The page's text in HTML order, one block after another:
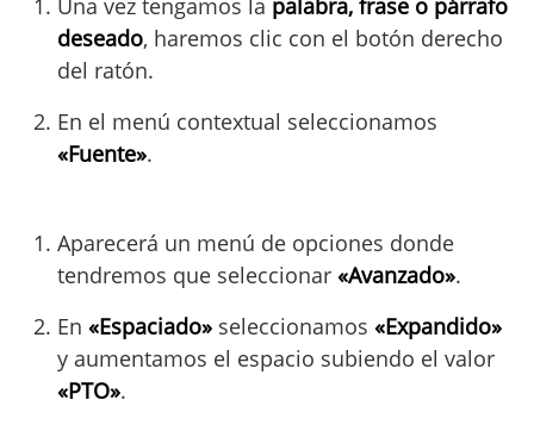
deseado, haremos clic con el botón derecho
del ratón.
En el menú contextual seleccionamos
«Fuente».
Aparecerá un menú de opciones donde
tendremos que seleccionar «Avanzado».
En «Espaciado» seleccionamos «Expandido»
y aumentamos el espacio subiendo el valor
«PTO».